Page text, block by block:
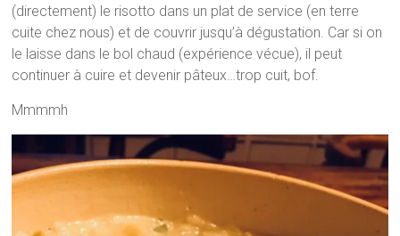
(directement) le risotto dans un plat de service (en terre
cuite chez nous) et de couvrir jusqu’à dégustation. Car si on
le laisse dans le bol chaud (expérience vécue), il peut
continuer à cuire et devenir pâteux…trop cuit, bof.
Mmmmh